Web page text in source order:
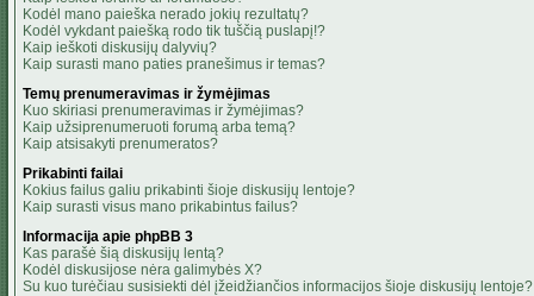
Kodėl mano paieška nerado jokių rezultatų?
Kodėl vykdant paiešką rodo tik tuščią puslapį!?
Kaip ieškoti diskusijų dalyvių?
Kaip surasti mano paties pranešimus ir temas?
Temų prenumeravimas ir žymėjimas
Kuo skiriasi prenumeravimas ir žymėjimas?
Kaip užsiprenumeruoti forumą arba temą?
Kaip atsisakyti prenumeratos?
Prikabinti failai
Kokius failus galiu prikabinti šioje diskusijų lentoje?
Kaip surasti visus mano prikabintus failus?
Informacija apie phpBB 3
Kas parašė šią diskusijų lentą?
Kodėl diskusijose nėra galimybės X?
Su kuo turėčiau susisiekti dėl įžeidžiančios informacijos šioje diskusijų lentoje?